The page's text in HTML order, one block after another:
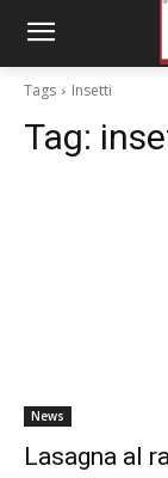
Tags Insetti
Tag:
News
Lasagna al